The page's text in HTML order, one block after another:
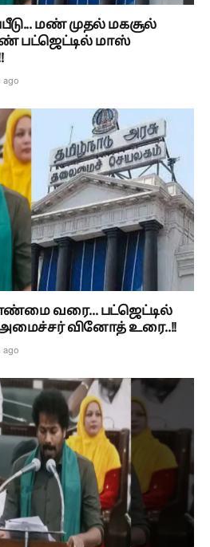
மண் முதல் மகசூல்
பட்ஜெட்டில் மாஸ்
ago
வரை... பட்ஜெட்டில்
வினோத் உரை..!!
ago